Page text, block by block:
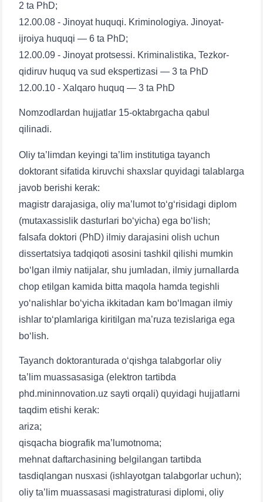
2 ta PhD;
12.00.08 - Jinoyat huquqi. Kriminologiya. Jinoyat-
ijroiya huquqi — 6 ta PhD;
12.00.09 - Jinoyat protsessi. Kriminalistika, Tezkor-
qidiruv huquq va sud ekspertizasi — 3 ta PhD
12.00.10 - Xalqaro huquq — 3 ta PhD
Nomzodlardan hujjatlar 15-oktabrgacha qabul
qilinadi.
Oliy ta’limdan keyingi ta’lim institutiga tayanch
doktorant sifatida kiruvchi shaxslar quyidagi talablarga
javob berishi kerak:
magistr darajasiga, oliy ma’lumot to‘g‘risidagi diplom
(mutaxassislik dasturlari bo‘yicha) ega bo‘lish;
falsafa doktori (PhD) ilmiy darajasini olish uchun
dissertatsiya tadqiqoti asosini tashkil qilishi mumkin
bo‘lgan ilmiy natijalar, shu jumladan, ilmiy jurnallarda
chop etilgan kamida bitta maqola hamda tegishli
yo‘nalishlar bo‘yicha ikkitadan kam bo‘lmagan ilmiy
ishlar to‘plamlariga kiritilgan ma’ruza tezislariga ega
bo‘lish.
Tayanch doktoranturada o‘qishga talabgorlar oliy
ta’lim muassasasiga (elektron tartibda
phd.mininnovation.uz sayti orqali) quyidagi hujjatlarni
taqdim etishi kerak:
ariza;
qisqacha biografik ma’lumotnoma;
mehnat daftarchasining belgilangan tartibda
tasdiqlangan nusxasi (ishlayotgan talabgorlar uchun);
oliy ta’lim muassasasi magistraturasi diplomi, oliy